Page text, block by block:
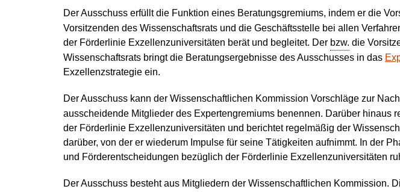
Der Ausschuss erfüllt die Funktion eines Beratungsgremiums, indem er die
Vorsitzenden des Wissenschaftsrats und die Geschäftsstelle bei allen
der Förderlinie Exzellenzuniversitäten berät und begleitet. Der bzw. die
Wissenschaftsrats bringt die Beratungsergebnisse des Ausschusses in das
Exzellenzstrategie ein.
Der Ausschuss kann der Wissenschaftlichen Kommission Vorschläge zur
ausscheidende Mitglieder des Expertengremiums benennen. Darüber hinaus
der Förderlinie Exzellenzuniversitäten und berichtet regelmäßig der
darüber, von der er wiederum Impulse für seine Tätigkeiten aufnimmt. In der
und Förderentscheidungen bezüglich der Förderlinie Exzellenzuniversitäten
Der Ausschuss besteht aus Mitgliedern der Wissenschaftlichen Kommission.